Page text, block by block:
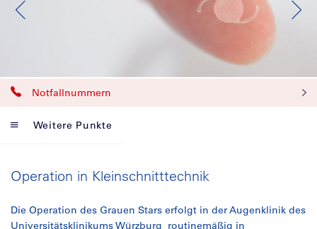
Notfallnummern
Weitere Punkte
Operation in Kleinschnitttechnik
Die Operation des Grauen Stars erfolgt in der Augenklinik des
Universitätsklinikums Würzburg routinemäßig in